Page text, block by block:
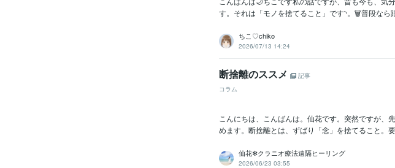
す。それは「モノを捨てること」です◝。🗑️普段なら
ちこ♡chiko
2026/07/13 14:24
断捨離のススメ
記事
コラム
こんにちは、こんばんは。仙花です。突然ですが、
めます。断捨離とは、ずばり「念」を捨てること。
仙花✻クラニオ療法遠隔ヒーリング
2026/06/23 03:55